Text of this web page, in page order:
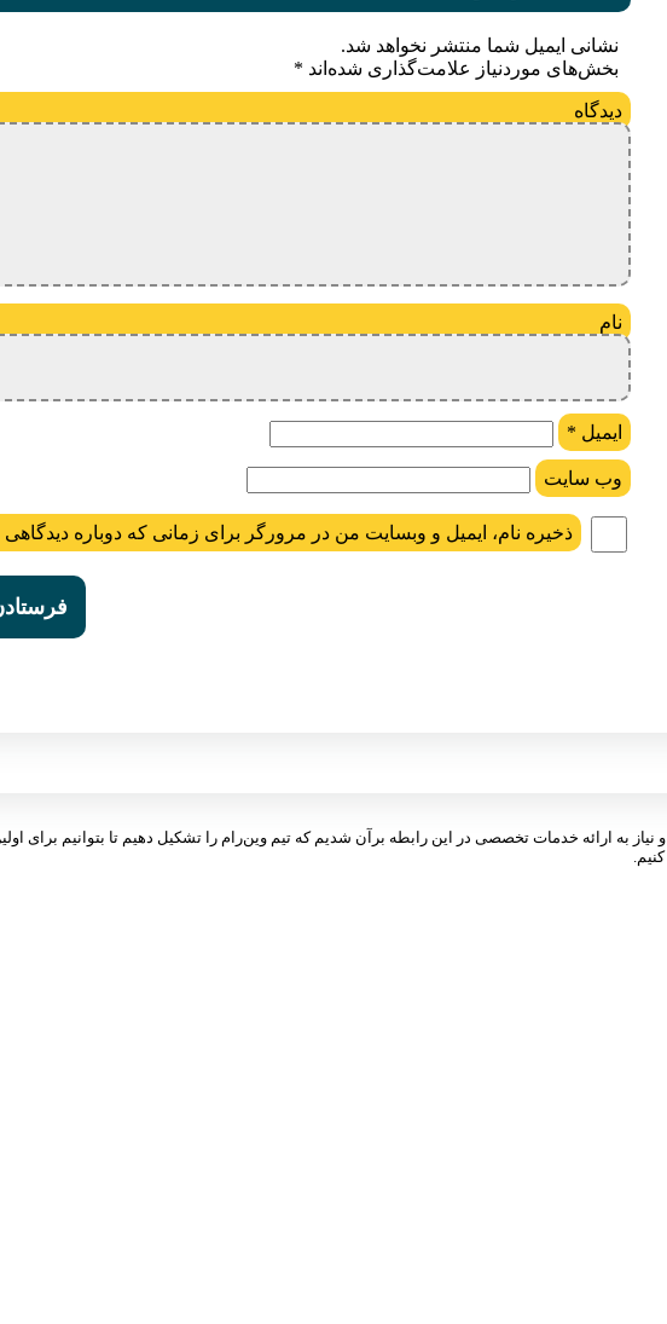
نشانی ایمیل شما منتشر نخواهد شد.
بخش‌های موردنیاز علامت‌گذاری شده‌اند *
ایمیل *
وب‌ سایت
ذخیره نام، ایمیل و وبسایت من در مرورگر برای زمانی که دوباره
به ارائه خدمات تخصصی در این رابطه برآن شدیم که تیم وین‌رام را تشکیل دهیم تا بتوانیم برای